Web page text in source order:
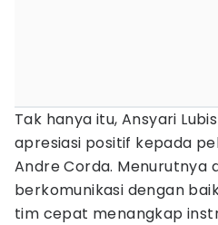
Tak hanya itu, Ansyari
apresiasi positif kepada
Andre Corda. Menurutnya
berkomunikasi dengan
tim cepat menangkap